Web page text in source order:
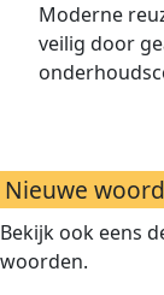
Moderne
veilig door
Nieuwe
Bekijk ook eens
woorden.